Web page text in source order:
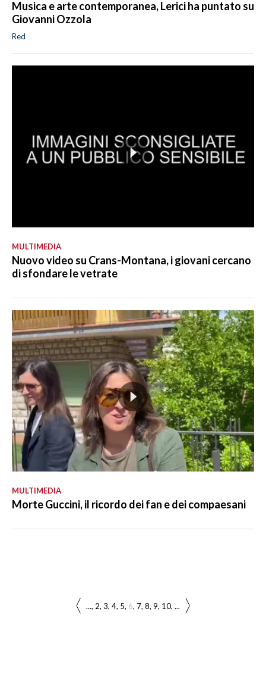
Musica e arte contemporanea, Lerici ha puntato su
Giovanni Ozzola
Red
MULTIMEDIA
Nuovo video su Crans-Montana, i giovani cercano
di sfondare le vetrate
MULTIMEDIA
Morte Guccini, il ricordo dei fan e dei compaesani
... 2 3 4 5 6 7 8 9 10 ...